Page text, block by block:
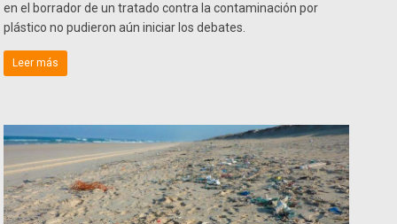
en el borrador de un tratado contra la contaminación por
plástico no pudieron aún iniciar los debates.
Leer más